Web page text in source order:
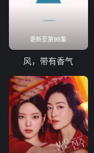
更新至第95集
风，带有香气